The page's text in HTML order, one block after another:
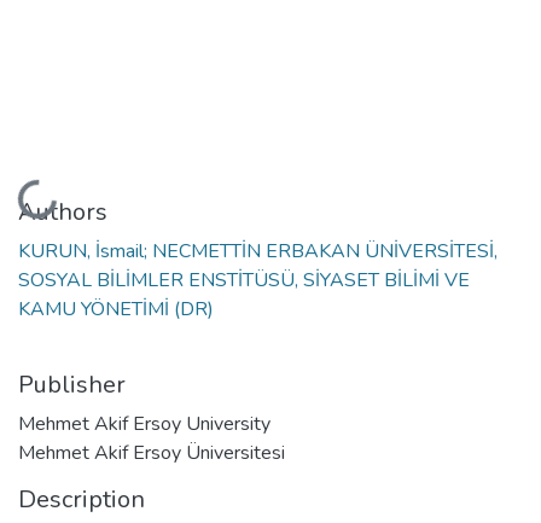
Loading...
Authors
KURUN, İsmail; NECMETTİN ERBAKAN ÜNİVERSİTESİ,
SOSYAL BİLİMLER ENSTİTÜSÜ, SİYASET BİLİMİ VE
KAMU YÖNETİMİ (DR)
Publisher
Mehmet Akif Ersoy University
Mehmet Akif Ersoy Üniversitesi
Description